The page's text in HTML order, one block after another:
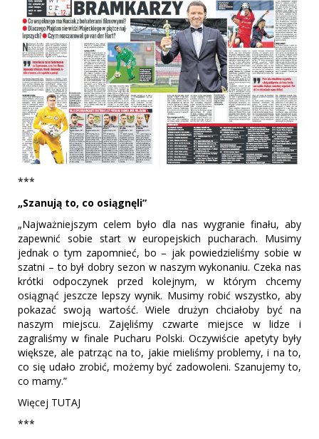
***
„Szanują to, co osiągnęli”
„Najważniejszym celem było dla nas wygranie finału, aby
zapewnić sobie start w europejskich pucharach. Musimy
jednak o tym zapomnieć, bo – jak powiedzieliśmy sobie w
szatni – to był dobry sezon w naszym wykonaniu. Czeka nas
krótki odpoczynek przed kolejnym, w którym chcemy
osiągnąć jeszcze lepszy wynik. Musimy robić wszystko, aby
pokazać swoją wartość. Wiele drużyn chciałoby być na
naszym miejscu. Zajęliśmy czwarte miejsce w lidze i
zagraliśmy w finale Pucharu Polski. Oczywiście apetyty były
większe, ale patrząc na to, jakie mieliśmy problemy, i na to,
co się udało zrobić, możemy być zadowoleni. Szanujemy to,
co mamy.”
Więcej TUTAJ
***